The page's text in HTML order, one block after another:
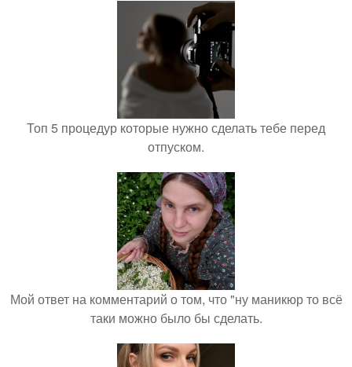
Топ 5 процедур которые нужно сделать тебе перед
отпуском.
Мой ответ на комментарий о том, что "ну маникюр то всё
таки можно было бы сделать.